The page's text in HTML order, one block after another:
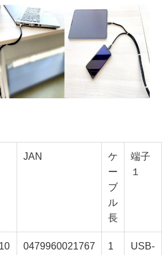
JAN
ケ
ー
ブ
ル
長
端子
１
0479960021767
1
USB-